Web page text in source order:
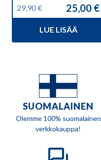
29,90€
Alkuperäinen
hinta
29,90 €.
25,00 €
Nykyinen
hinta
25,00 €.
LUE LISÄÄ
SUOMALAINEN
Olemme 100% suomalainen
verkkokauppa!